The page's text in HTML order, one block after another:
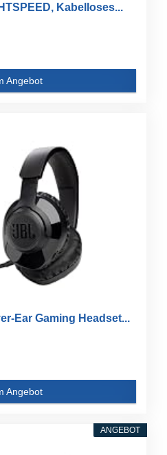
Kabelloses...
Angebot
Ear Gaming Headset...
Angebot
ANGEBOT